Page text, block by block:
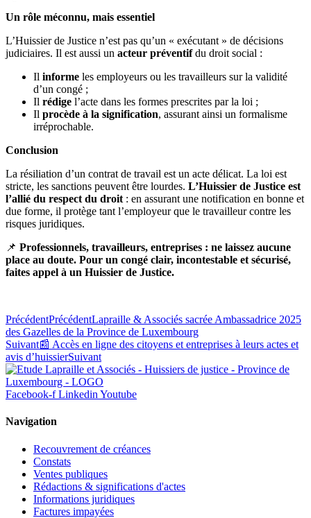
Un rôle méconnu, mais essentiel
L’Huissier de Justice n’est pas qu’un « exécutant » de décisions
judiciaires. Il est aussi un acteur préventifdu droit social :
Il informe les employeurs ou les travailleurs sur la validité
d’un congé ;
Il rédige l’acte dans les formes prescrites par la loi ;
Il procède à la signification, assurant ainsi un formalisme
irréprochable.
Conclusion
La résiliation d’un contrat de travail est un acte délicat. La loi est
stricte, les sanctions peuvent être lourdes. L’Huissier de Justice est
l’allié du respect du droit : en assurant une notification en bonne et
due forme, il protège tant l’employeur que le travailleur contre les
risques juridiques.
📌 Professionnels, travailleurs, entreprises : ne laissez aucune
place au doute. Pour un congé clair, incontestable et sécurisé,
faites appel à un Huissier de Justice.
PrécédentPrécédentLapraille & Associés sacrée Ambassadrice 2025
des Gazelles de la Province de Luxembourg
Suivant📰 Accès en ligne des citoyens et entreprises à leurs actes et
avis d’huissierSuivant
Facebook-f Linkedin Youtube
Navigation
Recouvrement de créances
Constats
Ventes publiques
Rédactions & significations d'actes
Informations juridiques
Factures impayées